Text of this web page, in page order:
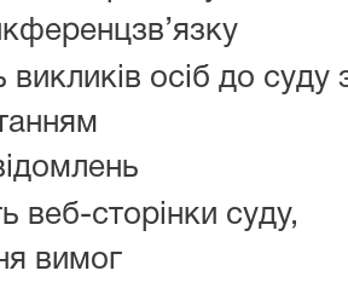
викликів осіб до суду
веб-сторінки суду,
вимог